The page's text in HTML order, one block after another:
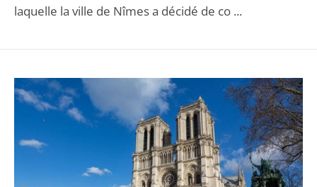
laquelle la ville de Nîmes a décidé de co ...